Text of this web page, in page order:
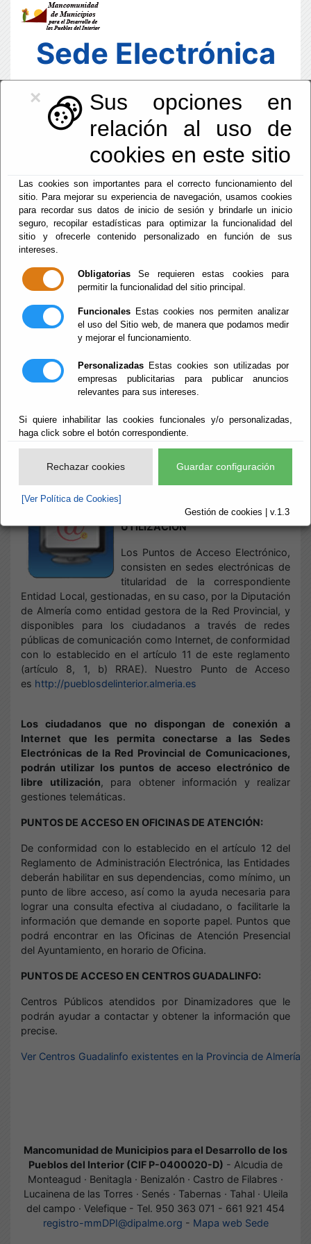
×
Sus opciones en
relación al uso de
cookies en este sitio
Las cookies son importantes para el correcto funcionamiento del
sitio. Para mejorar su experiencia de navegación, usamos cookies
para recordar sus datos de inicio de sesión y brindarle un inicio
seguro, recopilar estadísticas para optimizar la funcionalidad del
sitio y ofrecerle contenido personalizado en función de sus
intereses.
Obligatorias Se requieren estas cookies para
permitir la funcionalidad del sitio principal.
Funcionales Estas cookies nos permiten analizar
el uso del Sitio web, de manera que podamos medir
y mejorar el funcionamiento.
Personalizadas Estas cookies son utilizadas por
empresas publicitarias para publicar anuncios
relevantes para sus intereses.
Si quiere inhabilitar las cookies funcionales y/o personalizadas,
haga click sobre el botón correspondiente.
Rechazar cookies Guardar configuración
[Ver Política de Cookies]
Gestión de cookies | v.1.3
Sede Electrónica
04:53:28
Jue, 6 Agosto 2026
- Sede Electrónica. Puntos de Libre Acceso
Sede Electrónica.
Puntos de Libre
Acceso
Escuchar
ELECTRÓNICO DE LIBRE
UTILIZACIÓN
Los Puntos de Acceso Electrónico,
consisten en sedes electrónicas de
titularidad de la correspondiente
Entidad Local, gestionadas, en su caso, por la Diputación
de Almería como entidad gestora de la Red Provincial, y
disponibles para los ciudadanos a través de redes
públicas de comunicación como Internet, de conformidad
con lo establecido en el artículo 11 de este reglamento
(artículo 8, 1, b) RRAE). Nuestro Punto de Acceso
es http://pueblosdelinterior.almeria.es
Los ciudadanos que no dispongan de conexión a
Internet que les permita conectarse a las Sedes
Electrónicas de la Red Provincial de Comunicaciones,
podrán utilizar los puntos de acceso electrónico de
libre utilización, para obtener información y realizar
gestiones telemáticas.
PUNTOS DE ACCESO EN OFICINAS DE ATENCIÓN:
De conformidad con lo establecido en el artículo 12 del
Reglamento de Administración Electrónica, las Entidades
deberán habilitar en sus dependencias, como mínimo, un
punto de libre acceso, así como la ayuda necesaria para
lograr una consulta efectiva al ciudadano, o facilitarle la
información que demande en soporte papel. Puntos que
podrá encontrar en las Oficinas de Atención Presencial
del Ayuntamiento, en horario de Oficina.
PUNTOS DE ACCESO EN CENTROS GUADALINFO:
Centros Públicos atendidos por Dinamizadores que le
podrán ayudar a contactar y obtener la información que
precise.
Ver Centros Guadalinfo existentes en la Provincia de Almería
Mancomunidad de Municipios para el Desarrollo de los
Pueblos del Interior (CIF P-0400020-D) - Alcudia de
Monteagud · Benitagla · Benizalón · Castro de Filabres ·
Lucainena de las Torres · Senés · Tabernas · Tahal · Uleila
del campo · Velefique - Tel. 950 363 071 - 661 921 454
registro-mmDPI@dipalme.org - Mapa web Sede